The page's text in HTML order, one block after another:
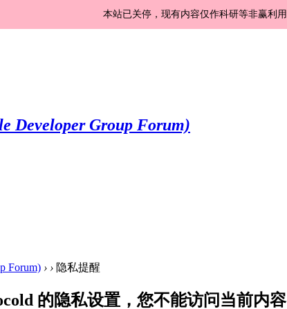
本站已关停，现有内容仅作科研等非赢利
Forum) › › 隐私提醒
的隐私设置，您不能访问当前内容